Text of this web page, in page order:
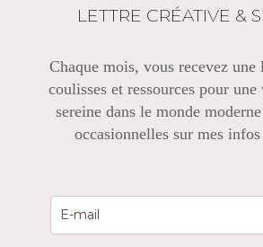
LETTRE CRÉATIVE &
Chaque mois, vous recevez une
coulisses et ressources pour
sereine dans le monde
occasionnelles sur mes